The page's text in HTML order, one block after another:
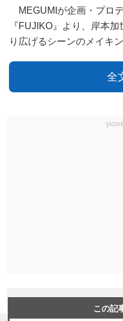
MEGUMIが企画・プロ
『FUJIKO』より、岸本
り広げるシーンのメイキ
全
この記